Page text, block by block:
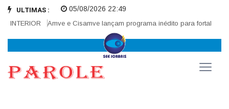
ULTIMAS :
Amve e Cisamve lançam programa inédito para fortalecer
05/08/2026 22:49